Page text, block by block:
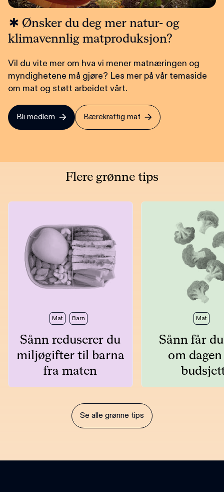
Ønsker du deg mer natur- og
klimavennlig matproduksjon?
Vil du vite mer om hva vi mener matnæringen og
myndighetene må gjøre? Les mer på vår temaside
om mat og støtt arbeidet vårt.
Bli medlem Bærekraftig mat
Flere grønne tips
Mat Barn
Sånn reduserer du
miljøgifter til barna
fra maten
Mat
Sånn får
om
Se alle grønne tips